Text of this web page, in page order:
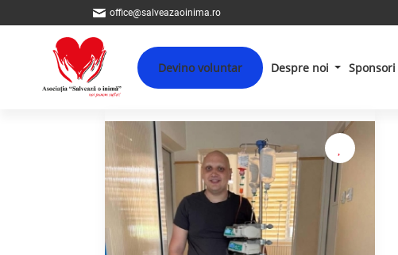
office@salveazaoinima.ro
Devino voluntar Despre noi Sponsori